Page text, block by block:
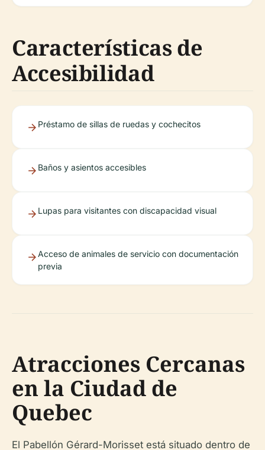
Características de
Accesibilidad
Préstamo de sillas de ruedas y cochecitos
Baños y asientos accesibles
Lupas para visitantes con discapacidad visual
Acceso de animales de servicio con documentación
previa
Atracciones Cercanas
en la Ciudad de
Quebec
El Pabellón Gérard-Morisset está situado dentro de